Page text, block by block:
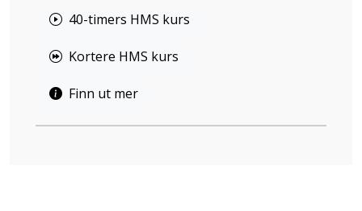
40-timers HMS kurs
Kortere HMS kurs
Finn ut mer